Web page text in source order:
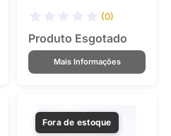
(0)
Produto Esgotado
Mais Informações
Fora de estoque